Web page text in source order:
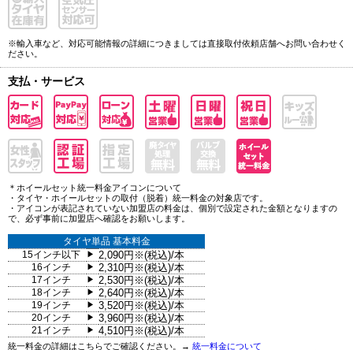
※輸入車など、対応可能情報の詳細につきましては直接取付依頼店舗へお問い合わせく
ださい。
支払・サービス
＊ホイールセット統一料金アイコンについて
・タイヤ・ホイールセットの取付（脱着）統一料金の対象店です。
・アイコンが表記されていない加盟店の料金は、個別で設定された金額となりますの
で、必ず事前に加盟店へ確認をお願いします。
タイヤ単品 基本料金
15インチ以下
▶ 2,090円※(税込)/本
16インチ ▶ 2,310円※(税込)/本
17インチ ▶ 2,530円※(税込)/本
18インチ ▶ 2,640円※(税込)/本
19インチ ▶ 3,520円※(税込)/本
20インチ ▶ 3,960円※(税込)/本
21インチ ▶ 4,510円※(税込)/本
統一料金の詳細はこちらでご確認ください。→ 統一料金について